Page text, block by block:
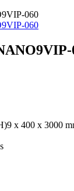
x 400 x 3000